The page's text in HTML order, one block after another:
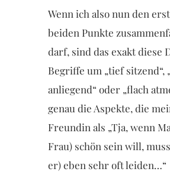
Wenn ich also nun den
beiden Punkte
darf, sind das exakt diese
Begriffe um „tief sitzend“,
anliegend“ oder „flach
genau die Aspekte, die
Freundin als „Tja, wenn
Frau) schön sein will,
er) eben sehr oft leiden…“